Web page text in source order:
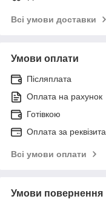
Всі умови доставки
Умови оплати
Післяплата
Оплата на рахунок
Готівкою
Оплата за
Всі умови оплати
Умови повернення